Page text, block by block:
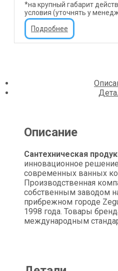
*на крупный габарит
условия (уточнять у
Подробнее
Описание
Сантехническая
инновационное
современных ванных
Производственная
собственным заводом
прибрежном городе
1998 года. Товары
международным